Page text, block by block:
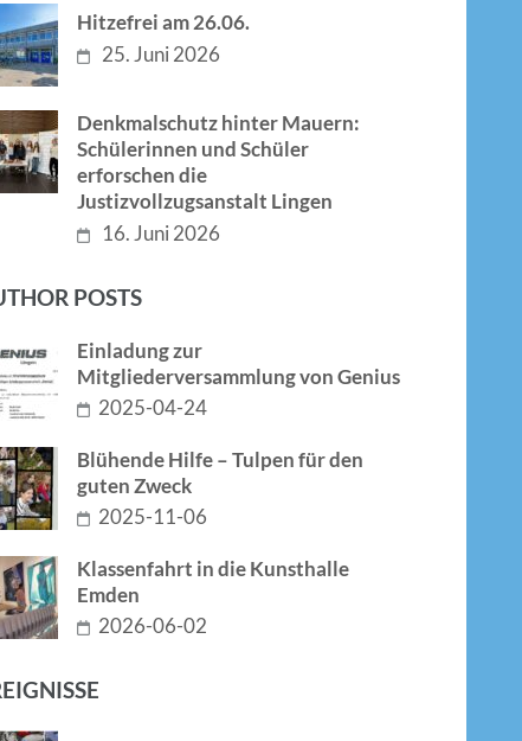
Hitzefrei am 26.06.
25. Juni 2026
Denkmalschutz hinter Mauern:
Schülerinnen und Schüler
erforschen die
Justizvollzugsanstalt Lingen
16. Juni 2026
POSTS
Einladung zur
Mitgliederversammlung von Genius
2025-04-24
Blühende Hilfe – Tulpen für den
guten Zweck
2025-11-06
Klassenfahrt in die Kunsthalle
Emden
2026-06-02